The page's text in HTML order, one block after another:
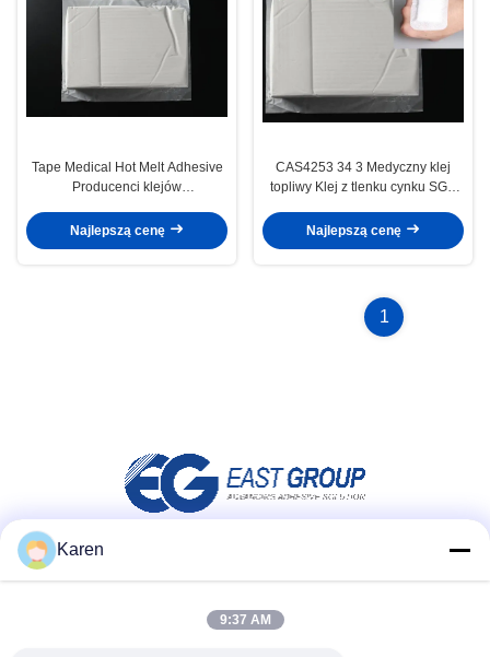
Tape Medical Hot Melt Adhesive
Producenci klejów
nacisk
Najlepszą cenę
CAS4253 34 3 Medyczny klej
topliwy Klej z tlenku cynku SGS
Najlepszą cenę
1
Karen
9:37 AM